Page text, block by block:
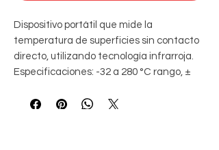
Dispositivo portátil que mide la
temperatura de superficies sin contacto
directo, utilizando tecnología infrarroja.
Especificaciones: -32 a 280 °C rango, ±
relación distancia al punto.